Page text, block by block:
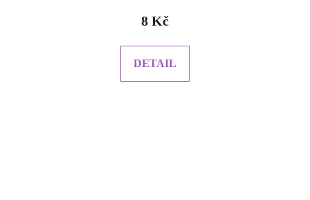
je
z
8 Kč
DETAIL